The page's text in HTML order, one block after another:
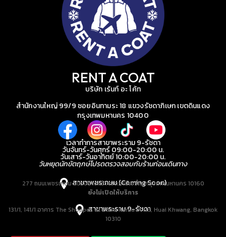
RENT A COAT
บริษัท เร้นท์ อะ โค้ท
สำนักงานใหญ่ 99/9 ซอยอินทามระ 18 แขวงรัชดาภิเษก เขตดินแดง
กรุงเทพมหานคร 10400
เวลาทำการสาขาพระราม 9-รัชดา
วันจันทร์-วันศุกร์ 09:00-20:00 น.
วันเสาร์-วันอาทิตย์ 10:00-20:00 น.
วันหยุดนักขัตฤกษ์โปรดตรวจสอบกับร้านก่อนเดินทาง
สาขาเพชรเกษม (Coming Soon)
277 ถนนเพชรเกษม แขวงบางหว้า เขตภาษีเจริญ กรุงเทพมหานคร 10160
ยังไม่เปิดให้บริการ
สาขาพระราม 9-รัชดา
131/1, 141/1 อาคาร The Shoppes at Belle, Rama IX Rd, Huai Khwang, Bangkok
10310